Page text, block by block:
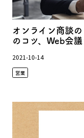
オンライン商談
のコツ、Web会
2021-10-14
営業